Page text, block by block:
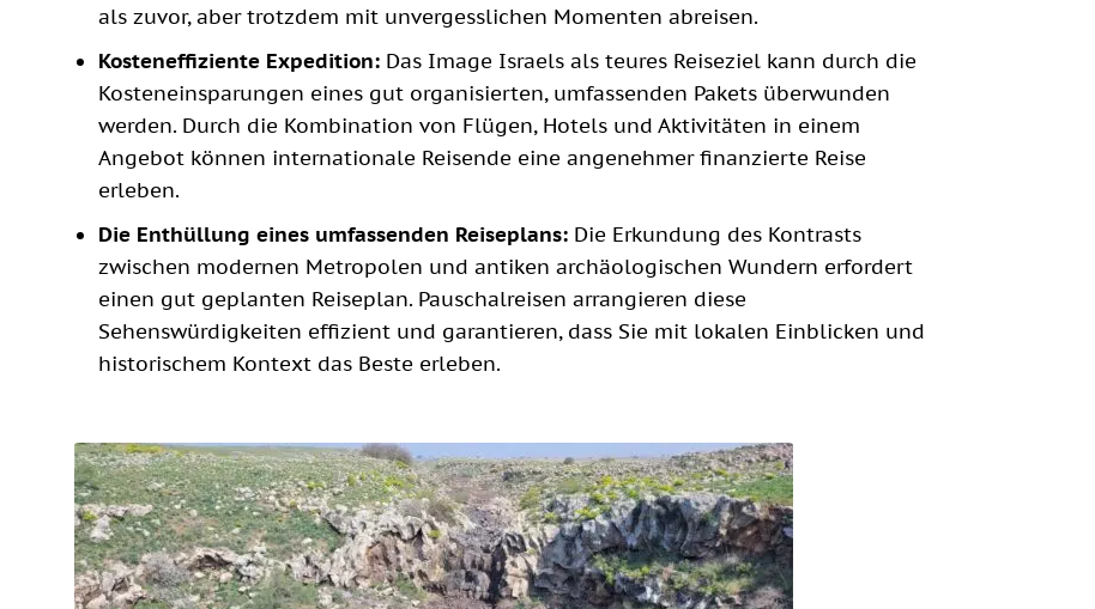
als zuvor, aber trotzdem mit unvergesslichen Momenten abreisen.
Kosteneffiziente Expedition: Das Image Israels als teures Reiseziel kann durch die
Kosteneinsparungen eines gut organisierten, umfassenden Pakets überwunden
werden. Durch die Kombination von Flügen, Hotels und Aktivitäten in einem
Angebot können internationale Reisende eine angenehmer finanzierte Reise
erleben.
Die Enthüllung eines umfassenden Reiseplans: Die Erkundung des Kontrasts
zwischen modernen Metropolen und antiken archäologischen Wundern erfordert
einen gut geplanten Reiseplan. Pauschalreisen arrangieren diese
Sehenswürdigkeiten effizient und garantieren, dass Sie mit lokalen Einblicken und
historischem Kontext das Beste erleben.